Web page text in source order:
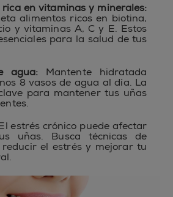
en vitaminas y minerales:
alimentos ricos en biotina,
y vitaminas A, C y E. Estos
para la salud de tus
agua: Mantente hidratada
8 vasos de agua al día. La
para mantener tus uñas
estrés crónico puede afectar
uñas. Busca técnicas de
el estrés y mejorar tu